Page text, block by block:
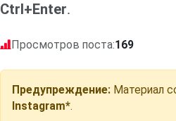
Ctrl+Enter.
Просмотров поста:169
Предупреждение: Материал
Instagram*.